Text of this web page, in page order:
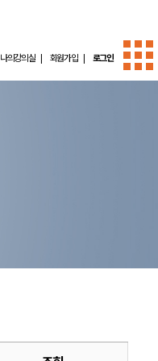
나의강의실 | 회원가입 | 로그인